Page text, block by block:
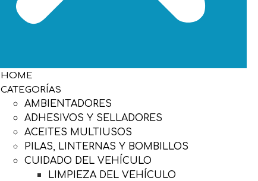
HOME
CATEGORÍAS
AMBIENTADORES
ADHESIVOS Y SELLADORES
ACEITES MULTIUSOS
PILAS, LINTERNAS Y BOMBILLOS
CUIDADO DEL VEHÍCULO
LIMPIEZA DEL VEHÍCULO